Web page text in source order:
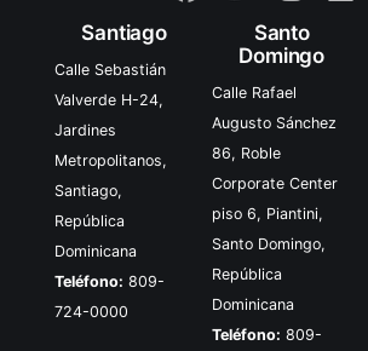
Santiago
Calle Sebastián
Valverde H-24,
Jardines
Metropolitanos,
Santiago,
República
Dominicana
Teléfono: 809-
724-0000
Santo
Domingo
Calle Rafael
Augusto Sánchez
86, Roble
Corporate Center
piso 6, Piantini,
Santo Domingo,
República
Dominicana
Teléfono: 809-